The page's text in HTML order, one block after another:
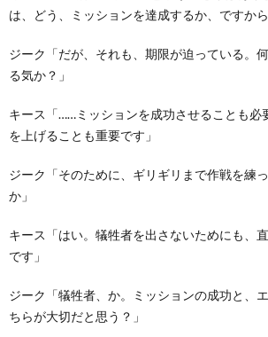
は、どう、ミッションを達成するか、ですから
ジーク「だが、それも、期限が迫っている。
る気か？」
キース「……ミッションを成功させることも必
を上げることも重要です」
ジーク「そのために、ギリギリまで作戦を練
か」
キース「はい。犠牲者を出さないためにも、
です」
ジーク「犠牲者、か。ミッションの成功と、
ちらが大切だと思う？」